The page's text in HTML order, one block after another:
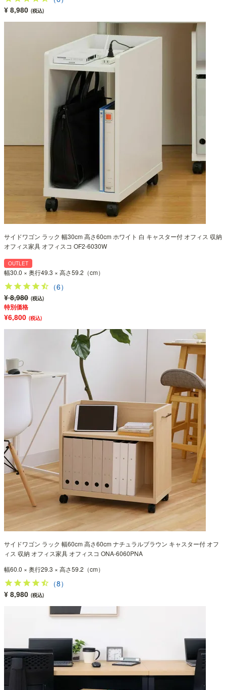
¥ 8,980 (税込)
サイドワゴン ラック 幅30cm 高さ60cm ホワイト 白 キャスター付 オフィス 収納
オフィス家具 オフィスコ OF2-6030W
OUTLET
幅30.0 × 奥行49.3 × 高さ59.2（cm）
（6）
¥ 8,980 (税込)
特別価格
¥6,800 (税込)
サイドワゴン ラック 幅60cm 高さ60cm ナチュラルブラウン キャスター付 オフ
ィス 収納 オフィス家具 オフィスコ ONA-6060PNA
幅60.0 × 奥行29.3 × 高さ59.2（cm）
（8）
¥ 8,980 (税込)